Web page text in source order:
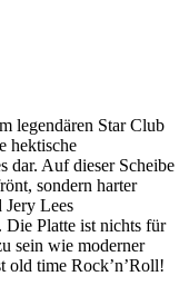
legendären Star Club
hektische
dar. Auf dieser Scheibe
sondern harter
Jery Lees
Die Platte ist nichts für
sein wie moderner
old time Rock’n’Roll!